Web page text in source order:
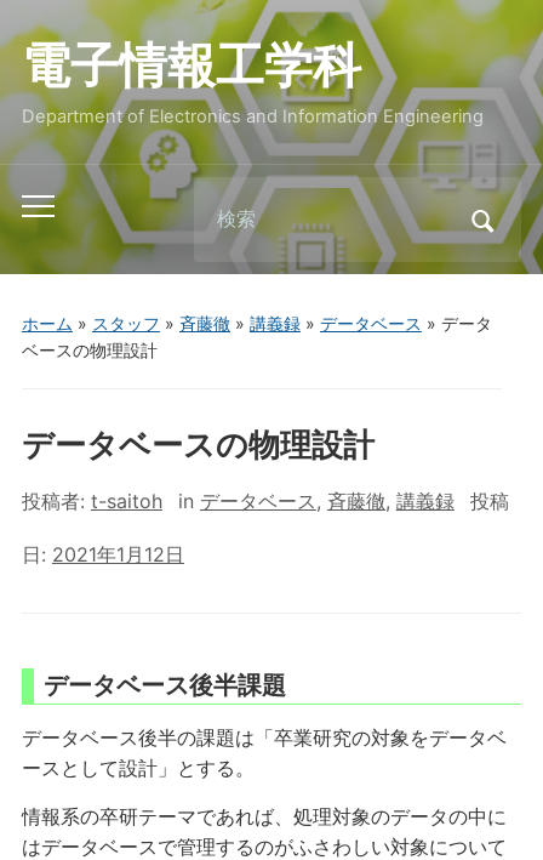
電子情報工学科
Department of Electronics and Information Engineering
Toggle
mobile
menu
Search
for:
ホーム » スタッフ » 斉藤徹» 講義録» データベース » データ
ベースの物理設計
データベースの物理設計
投稿者: t-saitoh in データベース, 斉藤徹, 講義録 投稿
日: 2021年1月12日
データベース後半課題
データベース後半の課題は「卒業研究の対象をデータベ
ースとして設計」とする。
情報系の卒研テーマであれば、処理対象のデータの中に
はデータベースで管理するのがふさわしい対象について